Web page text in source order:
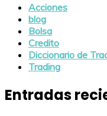
Acciones
blog
Bolsa
Credito
Diccionario de
Trading
Entradas